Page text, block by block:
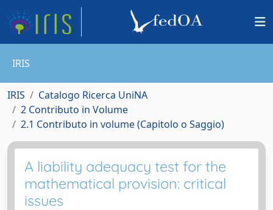
IRIS
IRIS
Catalogo Ricerca UniNA
2 Contributo in Volume
2.1 Contributo in volume (Capitolo o Saggio)
A liability adequacy test for the
mathematical provision: critical
issues